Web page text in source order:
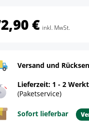
€ inkl. MwSt.
Versand und
Lieferzeit: 1 - 2
(Paketservice)
Sofort lieferbar